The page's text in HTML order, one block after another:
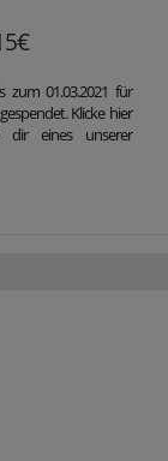
zum 01.03.2021 für
Klicke hier
dir eines unserer